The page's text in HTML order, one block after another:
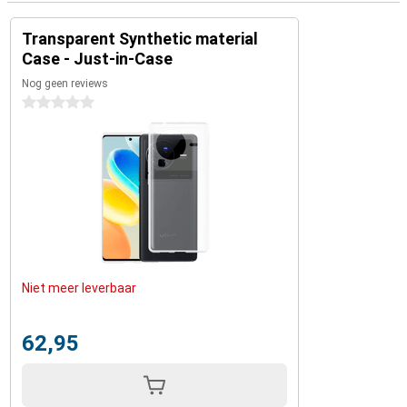
Transparent Synthetic material
Case - Just-in-Case
Nog geen reviews
0 sterren
Niet meer leverbaar
62,95